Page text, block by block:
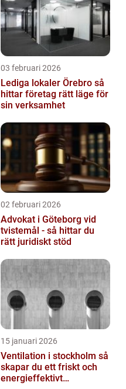
03 februari 2026
Lediga lokaler Örebro så
hittar företag rätt läge för
sin verksamhet
02 februari 2026
Advokat i Göteborg vid
tvistemål - så hittar du
rätt juridiskt stöd
15 januari 2026
Ventilation i stockholm så
skapar du ett friskt och
energieffektivt